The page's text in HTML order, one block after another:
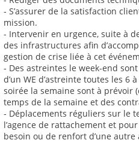
- S’assurer de la satisfaction
mission.
- Intervenir en urgence, suite à
des infrastructures afin
gestion de crise liée à cet
- Des astreintes le week-end
d’un WE d’astreinte toutes les 6
soirée la semaine sont à prévoir
temps de la semaine et des
- Déplacements réguliers sur le
l’agence de rattachement et
besoin ou de renfort d’une autre